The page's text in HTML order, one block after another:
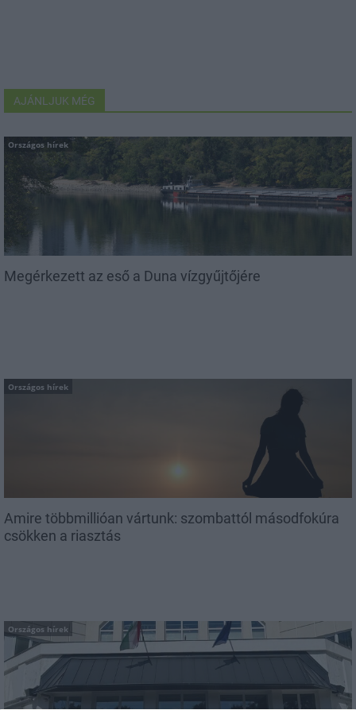
AJÁNLJUK MÉG
Országos hírek
Megérkezett az eső a Duna vízgyűjtőjére
Országos hírek
Amire többmillióan vártunk: szombattól másodfokúra
csökken a riasztás
Országos hírek